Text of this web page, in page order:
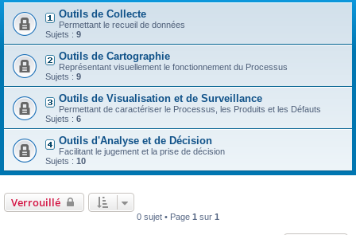
h
r
Outils de Collecte
Permettant le recueil de données
Sujets : 9
Outils de Cartographie
Représentant visuellement le fonctionnement du Processus
Sujets : 9
Outils de Visualisation et de Surveillance
Permettant de caractériser le Processus, les Produits et les Défauts
Sujets : 6
Outils d'Analyse et de Décision
Facilitant le jugement et la prise de décision
Sujets : 10
Verrouillé
0 sujet • Page 1 sur 1